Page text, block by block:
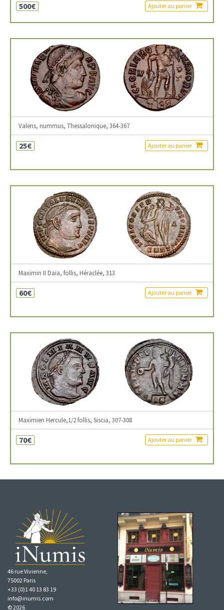
500€ Ajouter au panier
Valens, nummus, Thessalonique, 364-367
25€ Ajouter au panier
Maximin II Daia, follis, Héraclée, 313
60€ Ajouter au panier
Maximien Hercule,1/2 follis, Siscia, 307-308
70€ Ajouter au panier
46 rue Vivienne,
75002 Paris
+33 (0)1 40 13 83 19
info@inumis.com
© 2026